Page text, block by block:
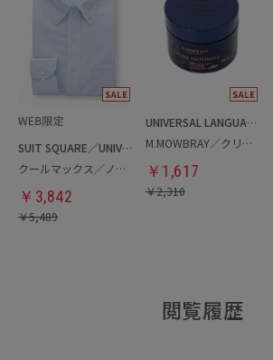
SUIT SQUARE／UNIVERSAL LANGUAGE
クールマックス／ノンアイロンドレスシャツ
￥ 3,842
￥5,489
UNIVERSAL LANGUAGE
M.MOWBRAY／クリームナチュラーレ
￥ 1,617
￥2,310
閲覧履歴